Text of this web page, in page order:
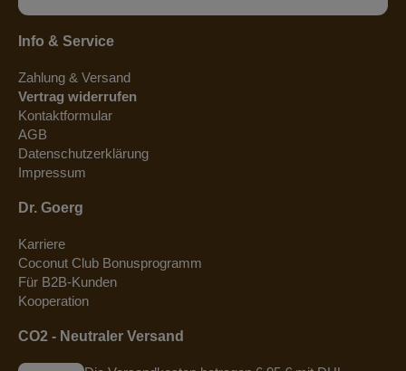
Info & Service
Zahlung & Versand
Vertrag widerrufen
Kontaktformular
AGB
Datenschutzerklärung
Impressum
Dr. Goerg
Karriere
Coconut Club Bonusprogramm
Für B2B-Kunden
Kooperation
CO2 - Neutraler Versand